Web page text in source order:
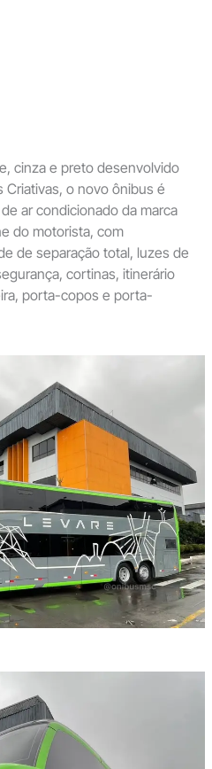
cinza e preto desenvolvido
Criativas, o novo ônibus é
ar condicionado da marca
do motorista, com
de separação total, luzes de
cortinas, itinerário
porta-copos e porta-